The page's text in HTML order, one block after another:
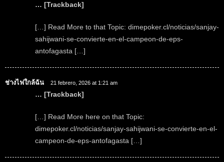
… [Trackback]
[…] Read More to that Topic: dimepoker.cl/noticias/sanjay-
sahijwani-se-convierte-en-el-campeon-de-eps-
antofagasta […]
ช่างไฟใกล้ฉัน 21 febrero, 2026 at 1:21 am
… [Trackback]
[…] Read More here on that Topic:
dimepoker.cl/noticias/sanjay-sahijwani-se-convierte-en-el-
campeon-de-eps-antofagasta […]